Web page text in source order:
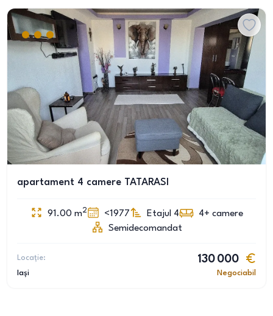
apartament 4 camere TATARASI
91.00 m2 <1977 Etajul 4 4+ camere
Semidecomandat
Locație:
Iași
130 000
Negociabil